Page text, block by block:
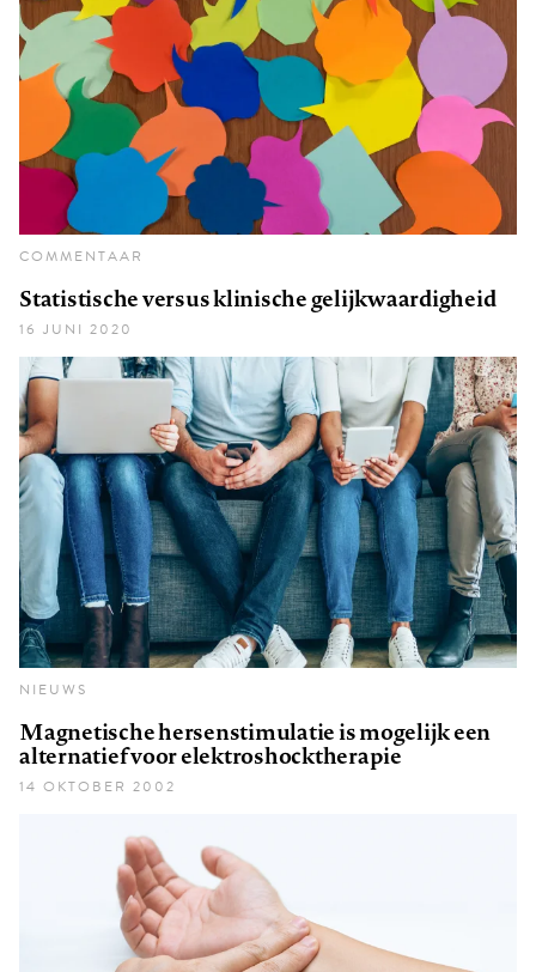
COMMENTAAR
Statistische versus klinische gelijkwaardigheid
16 JUNI 2020
NIEUWS
Magnetische hersenstimulatie is mogelijk een
alternatief voor elektroshocktherapie
14 OKTOBER 2002